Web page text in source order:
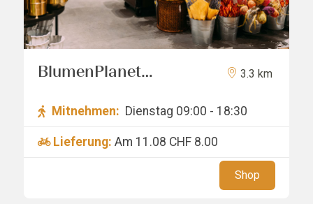
BlumenPlanet
3.3 km
Mitnehmen: Dienstag 09:00 - 18:30
Lieferung: Am 11.08 CHF 8.00
Shop